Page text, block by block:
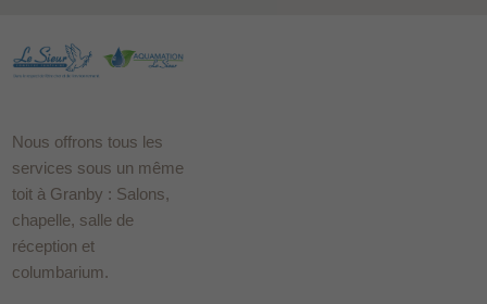
Nous offrons tous les
services sous un même
toit à Granby : Salons,
chapelle, salle de
réception et
columbarium.